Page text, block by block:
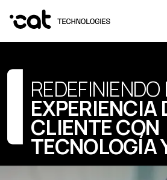
REDEFINIENDO
EXPERIENCIA
CLIENTE CON
TECNOLOGÍA